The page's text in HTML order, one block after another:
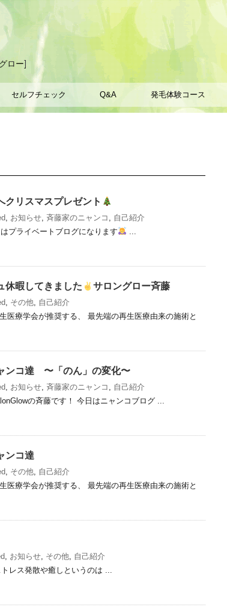
ロー]
セルフチェック Q&A 発毛体験コース
リスマスプレゼント
, お知らせ, 斉藤家のニャンコ , 自己紹介
プライベートブログになります
...
暇してきました サロングロー斉藤
, その他, 自己紹介
医療学会が推奨する、 最先端の再生医療由来の施術と
ンコ達 〜「のん」の変化〜
, お知らせ, 斉藤家のニャンコ , 自己紹介
の斉藤です！ 今日はニャンコブログ ...
ンコ達
, その他, 自己紹介
医療学会が推奨する、 最先端の再生医療由来の施術と
, お知らせ, その他, 自己紹介
レス発散や癒しというのは ...